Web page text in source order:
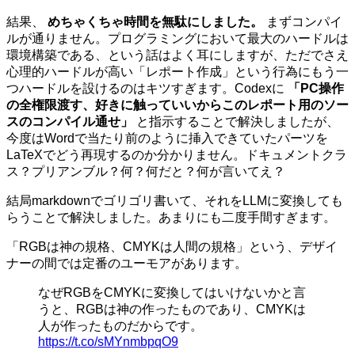
結果、 めちゃくちゃ時間を無駄にしました。
まずコンパイ
ルが通りません。プログラミングにおいて最大のハードルは
環境構築である、という話はよく耳にしますが、ただでさえ
心理的ハードルが高い「レポート作成」という行為にもう一
つハードルを設けるのはキツすぎます。Codexに
「PC操作
の全権限渡す、好きに触っていいからこのレポート用のソー
スのコンパイル通せ」
と指示することで解決しましたが、
今度はWordで当たり前のように挿入できていたパーツを
LaTeXでどう再現するのか分かりません。ドキュメントクラ
ス？プリアンブル？何？何だと？何が言いてえ？
結局markdownでゴリゴリ書いて、それをLLMに変換しても
らうことで解決しました。あまりにも二度手間すぎます。
「RGBは神の規格、CMYKは人間の規格」という、デザイ
ナーの間では定番のユーモアがあります。
なぜRGBをCMYKに変換してはいけないかと言
うと、RGBは神の作ったものであり、CMYKは
人が作ったものだからです。
https://t.co/sMYnmbpqO9